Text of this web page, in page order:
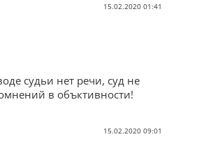
15.02.2020 01:41
судьи нет речи, суд не
в объктивности!
15.02.2020 09:01